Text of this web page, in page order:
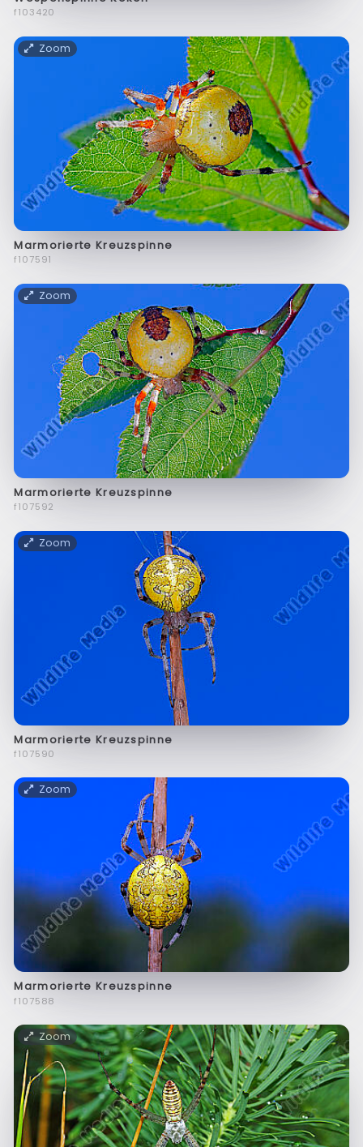
f103420
Zoom
Marmorierte Kreuzspinne
f107591
Zoom
Marmorierte Kreuzspinne
f107592
Zoom
Marmorierte Kreuzspinne
f107590
Zoom
Marmorierte Kreuzspinne
f107588
Zoom